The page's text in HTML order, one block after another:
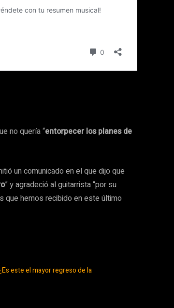
no quería “entorpecer los planes de
un comunicado en el que dijo que
” y agradeció al guitarrista “por su
que hemos recibido en este último
este el mayor regreso de la